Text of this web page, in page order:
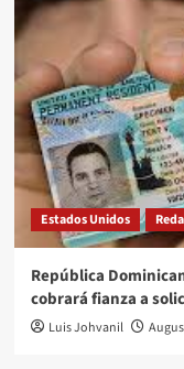
Estados Unidos
República
cobrará fianza a
Luis Johvanil